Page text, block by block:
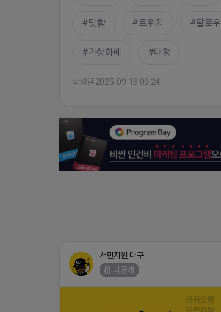
맞핱 트위치 팔로우
가상화폐 대행
작성일 2025-09-18 09:24
서민자원.대구
비공개